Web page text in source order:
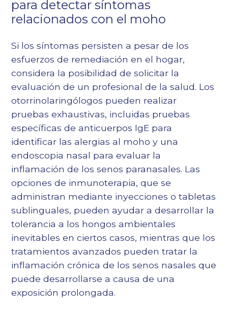
para detectar síntomas
relacionados con el moho
Si los síntomas persisten a pesar de los
esfuerzos de remediación en el hogar,
considera la posibilidad de solicitar la
evaluación de un profesional de la salud. Los
otorrinolaringólogos pueden realizar
pruebas exhaustivas, incluidas pruebas
específicas de anticuerpos IgE para
identificar las alergias al moho y una
endoscopia nasal para evaluar la
inflamación de los senos paranasales. Las
opciones de inmunoterapia, que se
administran mediante inyecciones o tabletas
sublinguales, pueden ayudar a desarrollar la
tolerancia a los hongos ambientales
inevitables en ciertos casos, mientras que los
tratamientos avanzados pueden tratar la
inflamación crónica de los senos nasales que
puede desarrollarse a causa de una
exposición prolongada.